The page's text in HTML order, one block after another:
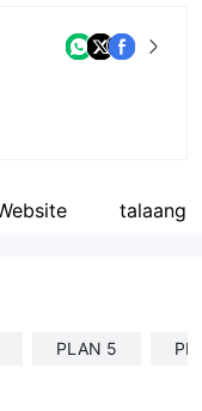
PLAN 5